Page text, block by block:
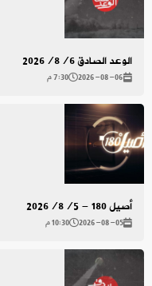
الوعد الصادق 2026/8/6
2026-08-06 7:30 م
أصيل 180 - 2026/8/5
2026-08-05 10:30 م